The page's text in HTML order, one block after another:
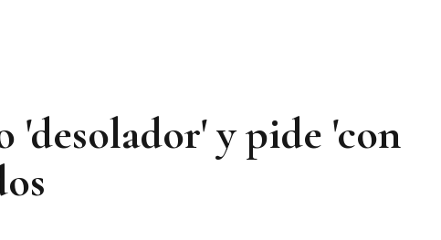
'desolador' y pide 'con